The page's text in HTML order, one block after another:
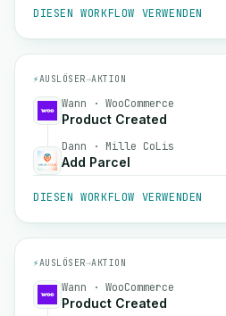
DIESEN WORKFLOW VERWENDEN
⚡AUSLÖSER→AKTION
Wann · WooCommerce
Product Created
Dann · Mille CoLis
Add Parcel
DIESEN WORKFLOW VERWENDEN
⚡AUSLÖSER→AKTION
Wann · WooCommerce
Product Created